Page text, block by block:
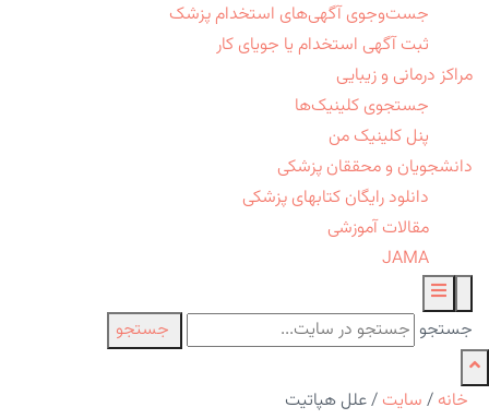
جست‌وجوی آگهی‌های استخدام پزشک
ثبت آگهی استخدام یا جویای کار
مراکز درمانی و زیبایی
جستجوی کلینیک‌ها
پنل کلینیک من
دانشجویان و محققان پزشکی
دانلود رایگان کتابهای پزشکی
مقالات آموزشی
JAMA
جستجو جستجو
خانه / سایت /علل هپاتیت